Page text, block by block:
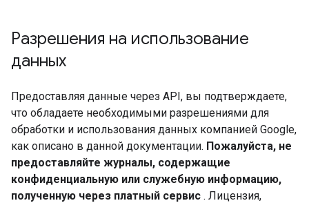
Разрешения на использование
данных
Предоставляя данные через API, вы подтверждаете,
что обладаете необходимыми разрешениями для
обработки и использования данных компанией Google,
как описано в данной документации. Пожалуйста, не
предоставляйте журналы, содержащие
конфиденциальную или служебную информацию,
полученную через платный сервис . Лицензия,